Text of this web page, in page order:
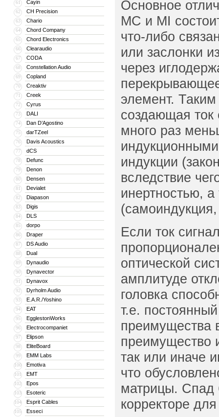
61 Cayin
62 CH Precision
63 Chario
64 Chord Company
65 Chord Electronics
66 Clearaudio
67 CODA
68 Constellation Audio
69 Copland
70 Creaktiv
71 Creek
72 Cyrus
73 DALI
74 Dan D’Agostino
75 darTZeel
76 Davis Acoustics
77 dCS
78 Defunc
79 Denon
80 Densen
81 Devialet
82 Diapason
83 Digis
84 DLS
85 dorpo
86 Draper
87 DS Audio
88 Dual
89 Dynaudio
90 Dynavector
91 Dynavox
92 Dyrholm Audio
93 E.A.R./Yoshino
94 EAT
95 EgglestonWorks
96 Electrocompaniet
97 Elipson
98 EliteBoard
99 EMM Labs
100 Emotiva
101 EMT
102 Epos
103 Esoteric
104 Esprit Cables
105 Esseci
Основное
MC и MI
что-либо
или заслонки
через
элемент.
создающая ток
много раз
индукции
вследствие
инертностью, а
Если ток
оптической
амплитуде
головка
т.е.
преимущества
преимущество
так или иначе
что
матрицы. Спад
корректоре